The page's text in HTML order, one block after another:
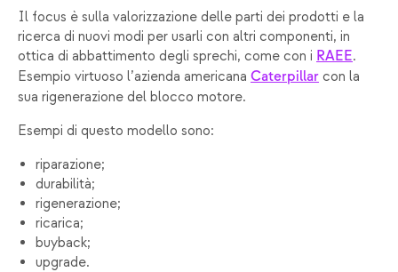
Il focus è sulla valorizzazione delle parti dei prodotti e la
ricerca di nuovi modi per usarli con altri componenti, in
ottica di abbattimento degli sprechi, come con i RAEE.
Esempio virtuoso l’azienda americana Caterpillar con la
sua rigenerazione del blocco motore.
Esempi di questo modello sono:
riparazione;
durabilità;
rigenerazione;
ricarica;
buyback;
upgrade.